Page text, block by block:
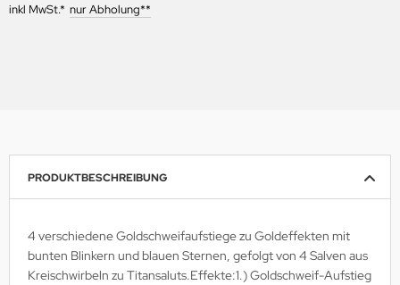
inkl MwSt.* nur Abholung**
PRODUKTBESCHREIBUNG
4 verschiedene Goldschweifaufstiege zu Goldeffekten mit
bunten Blinkern und blauen Sternen, gefolgt von 4 Salven aus
Kreischwirbeln zu Titansaluts.Effekte:1.) Goldschweif-Aufstieg